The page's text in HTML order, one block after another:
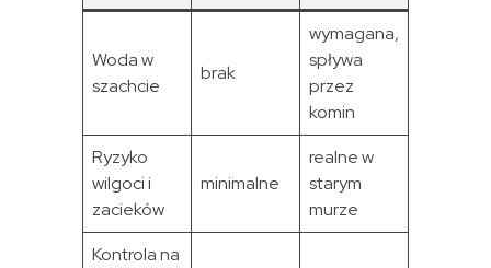
Woda w
szachcie
brak
wymagana,
spływa
przez
komin
Ryzyko
wilgoci i
zacieków
minimalne
realne w
starym
murze
Kontrola na